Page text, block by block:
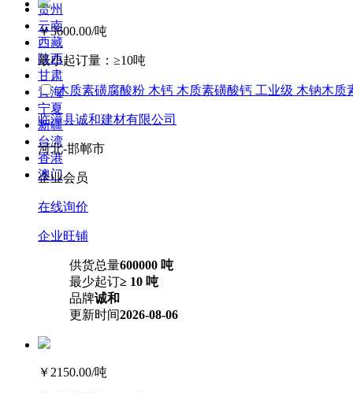
贵州
云南
西藏
陕西
甘肃
青海
宁夏
新疆
台湾
香港
澳门
￥3600.00/吨
最小起订量： ≥10吨
木质素磺腐酸粉 木钙 木质素磺酸钙 工业级 木钠木质
临漳县诚和建材有限公司
河北-邯郸市
企业会员
在线询价
企业旺铺
供货总量600000 吨
最少起订≥ 10 吨
品牌诚和
更新时间2026-08-06
￥2150.00/吨